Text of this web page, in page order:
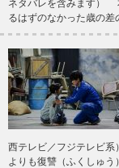
ネタバレを含みます）
るはずのなかった歳の
西テレビ／フジテレビ
よりも復讐（ふくしゅ